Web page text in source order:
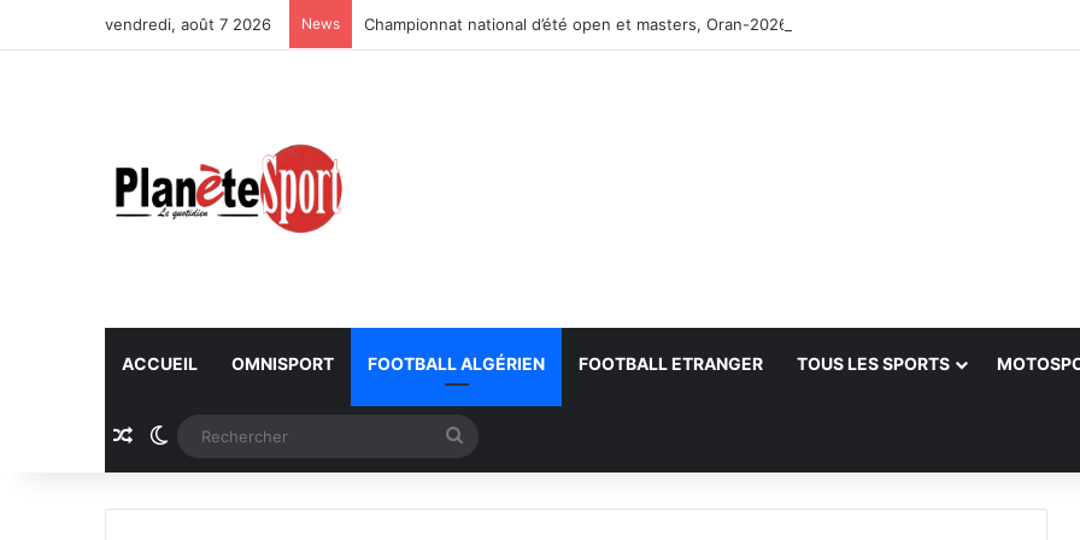
vendredi, août 7 2026 News Championnat national d’été open et masters, Oran-2026 — Le CRB s’adjuge le titre
ACCUEIL OMNISPORT FOOTBALL ALGÉRIEN FOOTBALL ETRANGER TOUS LES SPORTS
Article Aléatoire
Switch skin